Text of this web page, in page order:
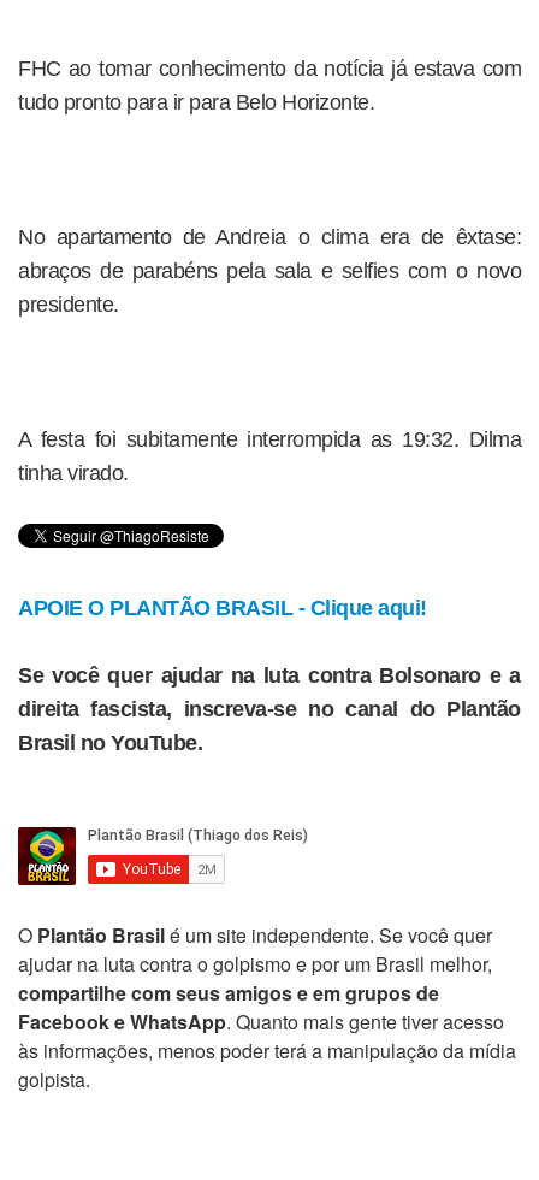
FHC ao tomar conhecimento da notícia já estava com
tudo pronto para ir para Belo Horizonte.
No apartamento de Andreia o clima era de êxtase:
abraços de parabéns pela sala e selfies com o novo
presidente.
A festa foi subitamente interrompida as 19:32. Dilma
tinha virado.
APOIE O PLANTÃO BRASIL - Clique aqui!
Se você quer ajudar na luta contra Bolsonaro e a
direita fascista, inscreva-se no canal do Plantão
Brasil no YouTube.
O Plantão Brasilé um site independente. Se você quer
ajudar na luta contra o golpismo e por um Brasil melhor,
compartilhe com seus amigos e em grupos de
Facebook e WhatsApp. Quanto mais gente tiver acesso
às informações, menos poder terá a manipulação da mídia
golpista.